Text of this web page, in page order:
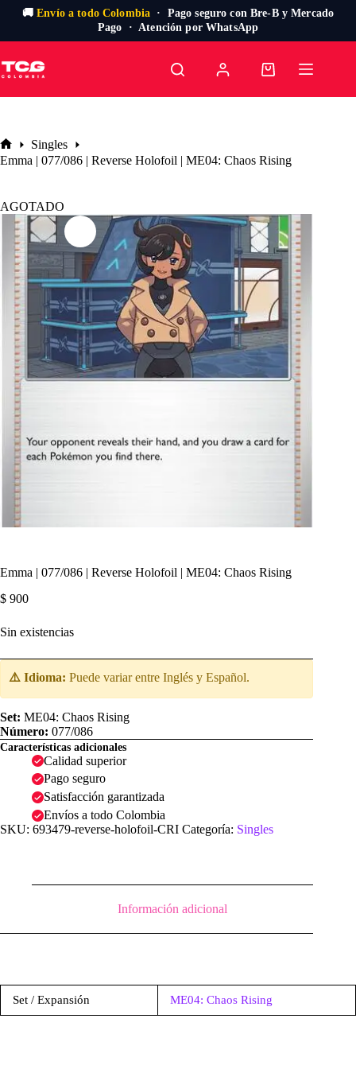
🚚Envío a todo Colombia · Pago seguro con Bre-B y Mercado
Pago · Atención por WhatsApp
al
contenido
Carro
Inicio
Singles
Emma | 077/086 | Reverse Holofoil | ME04: Chaos Rising
AGOTADO
Emma | 077/086 | Reverse Holofoil | ME04: Chaos Rising
$ 900
Sin existencias
⚠️ Idioma: Puede variar entre Inglés y Español.
Set: ME04: Chaos Rising
Número: 077/086
Características adicionales
Calidad superior
Pago seguro
Satisfacción garantizada
Envíos a todo Colombia
SKU: 693479-reverse-holofoil-CRI Categoría: Singles
Información adicional
Set / Expansión ME04: Chaos Rising